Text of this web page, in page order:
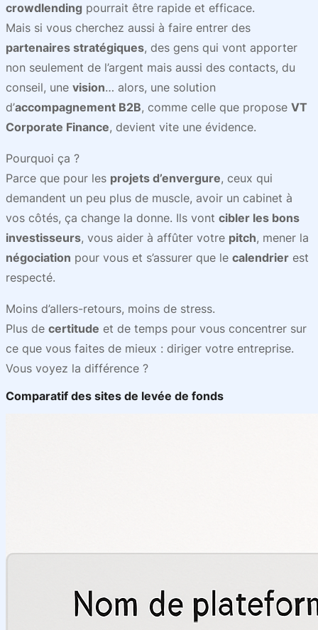
crowdlending pourrait être rapide et efficace.
Mais si vous cherchez aussi à faire entrer des
partenaires stratégiques, des gens qui vont apporter
non seulement de l’argent mais aussi des contacts, du
conseil, une vision… alors, une solution
d’accompagnement B2B, comme celle que propose VT
Corporate Finance, devient vite une évidence.
Pourquoi ça ?
Parce que pour les projets d’envergure, ceux qui
demandent un peu plus de muscle, avoir un cabinet à
vos côtés, ça change la donne. Ils vont cibler les bons
investisseurs, vous aider à affûter votre pitch, mener la
négociation pour vous et s’assurer que le calendrier est
respecté.
Moins d’allers-retours, moins de stress.
Plus de certitude et de temps pour vous concentrer sur
ce que vous faites de mieux : diriger votre entreprise.
Vous voyez la différence ?
Comparatif des sites de levée de fonds